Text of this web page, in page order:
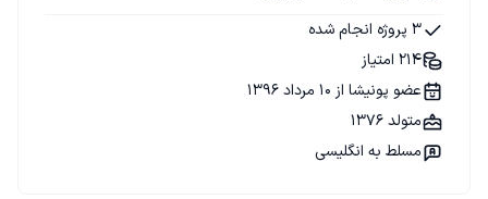
3 پروژه انجام شده
214 امتیاز
عضو پونیشا از 10 مرداد 1396
متولد 1376
مسلط به انگلیسی